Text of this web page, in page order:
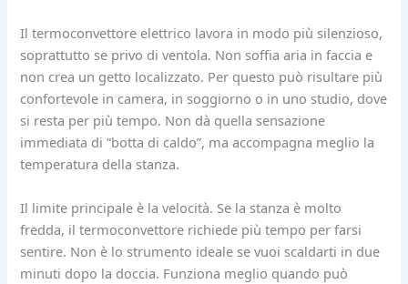
Il termoconvettore elettrico lavora in modo più silenzioso,
soprattutto se privo di ventola. Non soffia aria in faccia e
non crea un getto localizzato. Per questo può risultare più
confortevole in camera, in soggiorno o in uno studio, dove
si resta per più tempo. Non dà quella sensazione
immediata di “botta di caldo”, ma accompagna meglio la
temperatura della stanza.
Il limite principale è la velocità. Se la stanza è molto
fredda, il termoconvettore richiede più tempo per farsi
sentire. Non è lo strumento ideale se vuoi scaldarti in due
minuti dopo la doccia. Funziona meglio quando può